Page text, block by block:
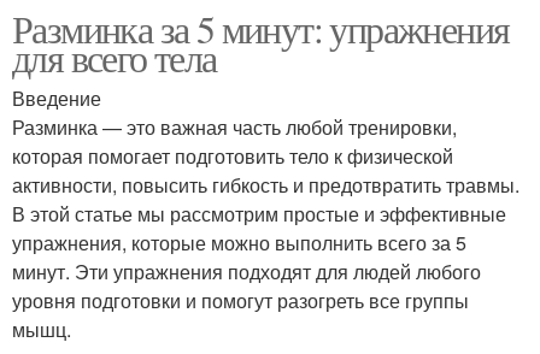
Разминка за 5 минут: упражнения
для всего тела
Введение
Разминка — это важная часть любой тренировки,
которая помогает подготовить тело к физической
активности, повысить гибкость и предотвратить травмы.
В этой статье мы рассмотрим простые и эффективные
упражнения, которые можно выполнить всего за 5
минут. Эти упражнения подходят для людей любого
уровня подготовки и помогут разогреть все группы
мышц.